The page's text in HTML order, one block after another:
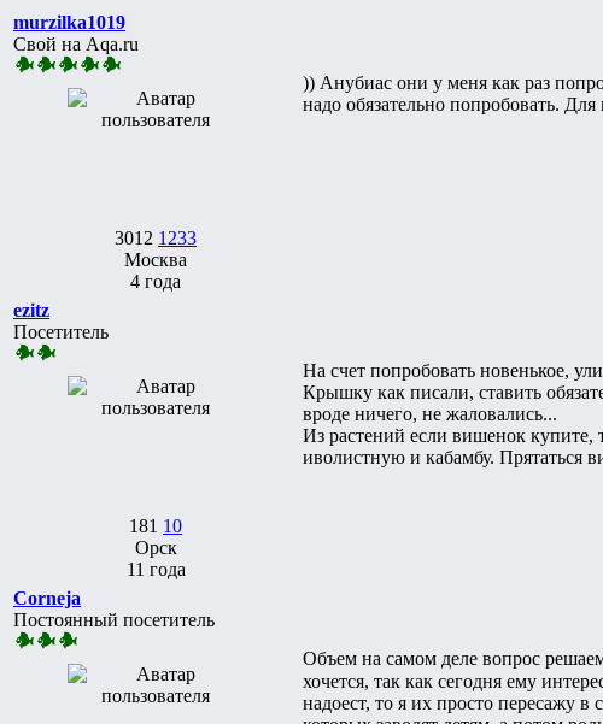
murzilka1019
Свой на Aqa.ru
3012 1233
Москва
4 года
)) Анубиас они у меня как раз
надо обязательно попробовать.
ezitz
Посетитель
181 10
Орск
11 года
На счет попробовать новенькое,
Крышку как писали, ставить
вроде ничего, не жаловались...
Из растений если вишенок купите,
иволистную и кабамбу. Прятаться
Corneja
Постоянный посетитель
Объем на самом деле вопрос
хочется, так как сегодня ему
надоест, то я их просто пересажу